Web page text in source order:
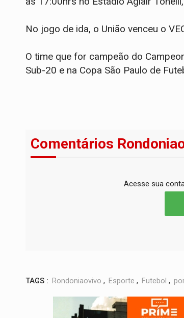
No jogo de ida, o União venceu o
O time que for campeão do
Sub-20 e na Copa São Paulo de
Comentários
Acesse sua
TAGS : Rondoniaovivo , Esporte , Futebol ,